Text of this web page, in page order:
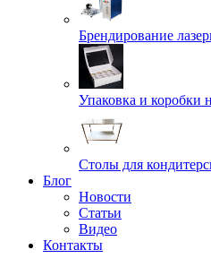
Брендирование
Упаковка и коробки
Cтолы для
Блог
Новости
Статьи
Видео
Контакты